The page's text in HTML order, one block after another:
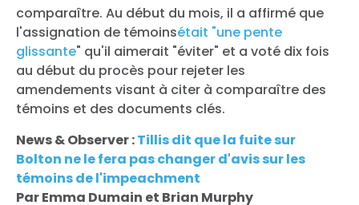
comparaître. Au début du mois, il a affirmé que
l'assignation de témoinsétait "une pente
glissante" qu'il aimerait "éviter" et a voté dix fois
au début du procès pour rejeter les
amendements visant à citer à comparaître des
témoins et des documents clés.
News & Observer :Tillis dit que la fuite sur
Bolton ne le fera pas changer d'avis sur les
témoins de l'impeachment
Par Emma Dumain et Brian Murphy